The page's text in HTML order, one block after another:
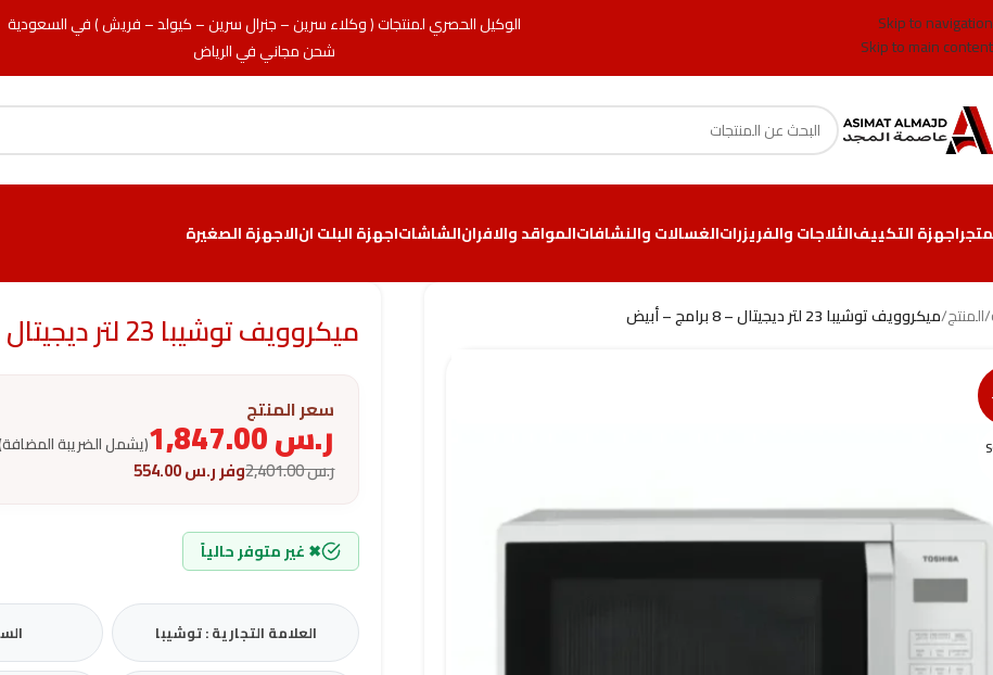
الوكيل الحصري لمنتجات ( وكلاء سرين – جنرال سرين – كيولد – فريش ) في السعودية
شحن مجاني في الرياض
Skip to navigation
Skip to main content
اجهزة التكييفالثلاجات والفريزراتالغسالات والنشافاتالمواقد والافرانالشاشاتاجهزة البلت انالاجهزة الصغيرة
/المنتج/ميكروويف توشيبا 23 لتر ديجيتال – 8 برامج – أبيض ميكروويف توشيبا 23 لتر ديجيتال – 8 برامج – أبيض
سعر المنتج
ر.س (يشمل الضريبة
ر.س2,401.00 وفرر.س
✖ غير متوفر حالياً
العلامة التجارية : توشيبا